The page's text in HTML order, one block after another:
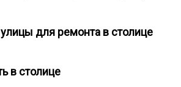
для ремонта в столице
в столице